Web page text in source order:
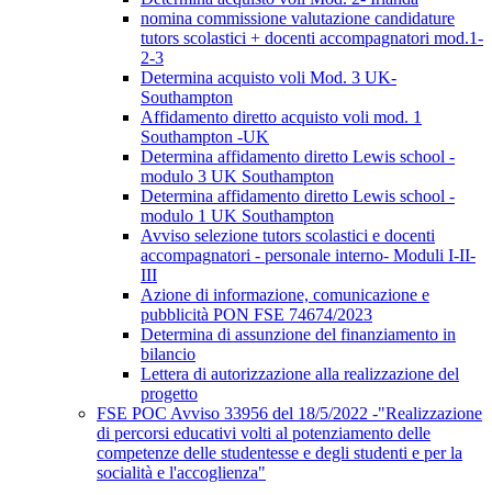
nomina commissione valutazione candidature
tutors scolastici + docenti accompagnatori mod.1-
2-3
Determina acquisto voli Mod. 3 UK-
Southampton
Affidamento diretto acquisto voli mod. 1
Southampton -UK
Determina affidamento diretto Lewis school -
modulo 3 UK Southampton
Determina affidamento diretto Lewis school -
modulo 1 UK Southampton
Avviso selezione tutors scolastici e docenti
accompagnatori - personale interno- Moduli I-II-
III
Azione di informazione, comunicazione e
pubblicità PON FSE 74674/2023
Determina di assunzione del finanziamento in
bilancio
Lettera di autorizzazione alla realizzazione del
progetto
FSE POC Avviso 33956 del 18/5/2022 -"Realizzazione
di percorsi educativi volti al potenziamento delle
competenze delle studentesse e degli studenti e per la
socialità e l'accoglienza"